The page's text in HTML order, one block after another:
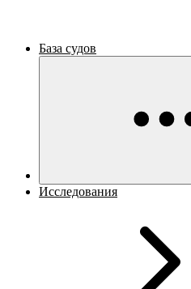
База судов
Исследования